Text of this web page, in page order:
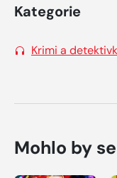
Kategorie
Krimi a
Mohlo by